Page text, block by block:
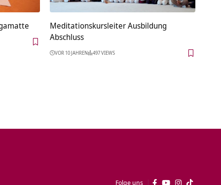
Meditationskursleiter Ausbildung
Abschluss
VOR 10 JAHREN 497 VIEWS
Folge uns